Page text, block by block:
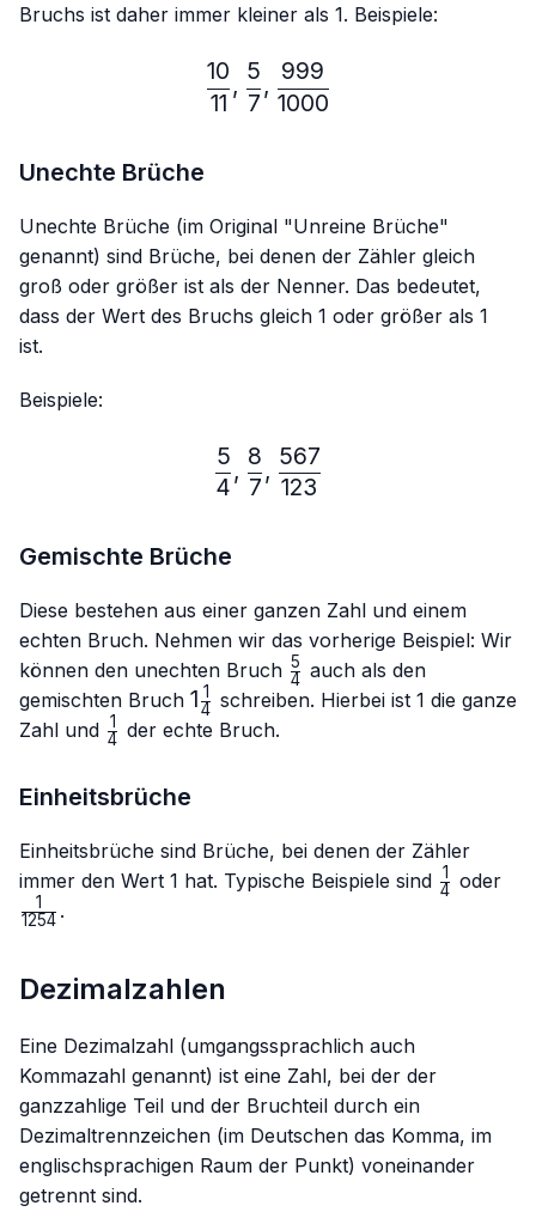
Bruchs ist daher immer kleiner als 1. Beispiele:
11
10
,
7
5
,
1000
999
Unechte Brüche
Unechte Brüche (im Original "Unreine Brüche"
genannt) sind Brüche, bei denen der Zähler gleich
groß oder größer ist als der Nenner. Das bedeutet,
dass der Wert des Bruchs gleich 1 oder größer als 1
ist.
Beispiele:
4
5
,
7
8
,
123
567
Gemischte Brüche
Diese bestehen aus einer ganzen Zahl und einem
echten Bruch. Nehmen wir das vorherige Beispiel: Wir
können den unechten Bruch \frac{5}
{4}
4
5 auch als den
gemischten Bruch 1\frac{1}
{4}
1 4
1
schreiben. Hierbei ist 1 die ganze
Zahl und \frac{1}
4
1 der echte Bruch.
Einheitsbrüche
Einheitsbrüche sind Brüche, bei denen der Zähler
immer den Wert 1 hat. Typische Beispiele sind \frac{1}
4
1 oder
1254
1 .
Dezimalzahlen
Eine Dezimalzahl (umgangssprachlich auch
Kommazahl genannt) ist eine Zahl, bei der der
ganzzahlige Teil und der Bruchteil durch ein
Dezimaltrennzeichen (im Deutschen das Komma, im
englischsprachigen Raum der Punkt) voneinander
getrennt sind.